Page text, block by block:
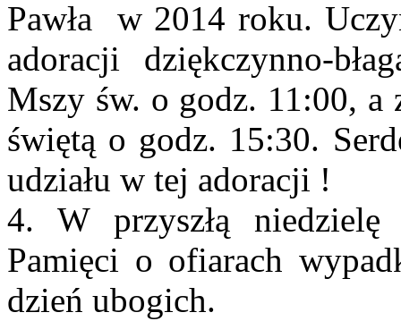
Pawła w 2014 roku.
adoracji dziękczynno-
Mszy św. o godz. 11:00, a
świętą o godz. 15:30.
udziału w tej adoracji !
4. W przyszłą
Pamięci o ofiarach
dzień ubogich.